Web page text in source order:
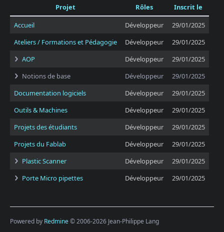
Projet Rôles
Inscrit le
Accueil
Développeur
29/01/2025
Ateliers / Formations et Pédagogie
Développeur
29/01/2025
AOP
Développeur
29/01/2025
Notions de base
Développeur
29/01/2025
Documentation logiciels
Développeur
29/01/2025
Outils & Machines
Développeur
29/01/2025
Projets des étudiants
Développeur
29/01/2025
Projets du Fablab
Développeur
29/01/2025
Plastic Scanner
Développeur
29/01/2025
Porte Micro pipettes
Développeur 29/01/2025
Powered by Redmine© 2006-2026 Jean-Philippe Lang